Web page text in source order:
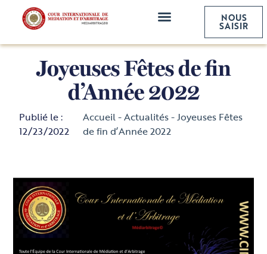
NOUS
SAISIR
Joyeuses Fêtes de fin
d’Année 2022
Publié le :
12/23/2022
Accueil-Actualités-Joyeuses Fêtes
de fin d’Année 2022